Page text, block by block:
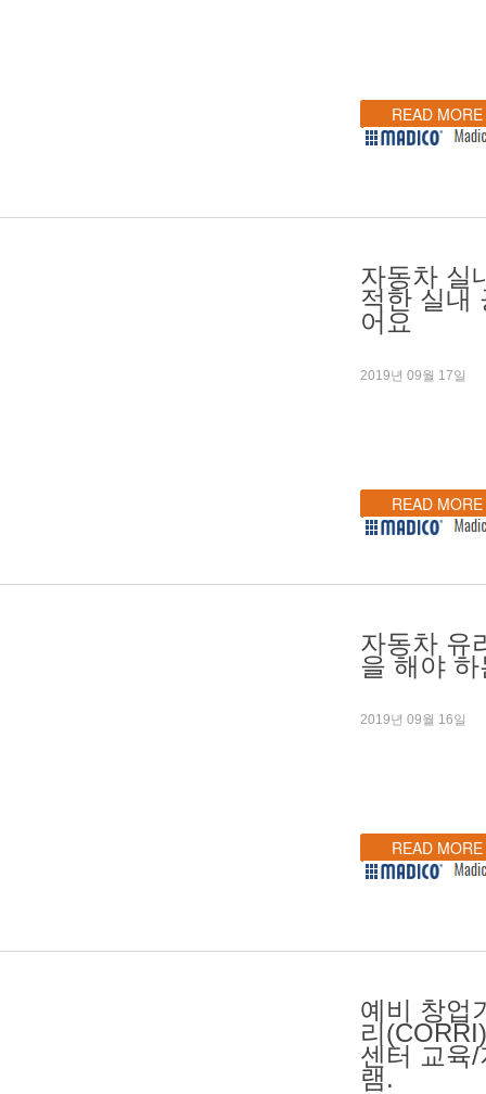
READ MORE
자동차 실
적한 실내
어요
2019년 09월 17일
READ MORE
자동차 유
을 해야
2019년 09월 16일
READ MORE
예비 창업
리
센터 교육
램.